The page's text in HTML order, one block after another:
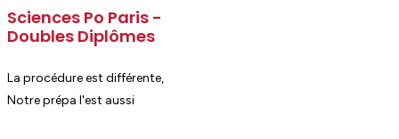
Sciences Po Paris -
Doubles Diplômes
La procédure est différente,
Notre prépa l'est aussi